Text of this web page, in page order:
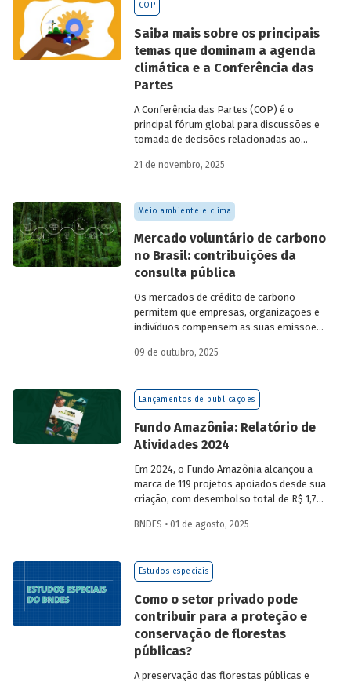
COP
Saiba mais sobre os principais
temas que dominam a agenda
climática e a Conferência das
Partes
A Conferência das Partes (COP) é o
principal fórum global para discussões e
tomada de decisões relacionadas ao
em vista a urgência cada vez maior do
as discussões das mesas de negociações
saiam do discurso e resultem em
compromissos, planos de ações e metas,
com prazos e recursos definidos.
21 de novembro, 2025
Meio ambiente e clima
Mercado voluntário de carbono
no Brasil: contribuições da
consulta pública
Os mercados de crédito de carbono
permitem que empresas, organizações e
indivíduos compensem as suas emissões
por projetos de redução de emissões
MMA realizaram uma consulta pública
sobre a certificação de carbono no
contribuições da sociedade civil,
especialistas e entidades do setor
visando avaliar os desafios e
oportunidades desse mercado. Conheça
os resultados.
09 de outubro, 2025
Lançamentos de publicações
Fundo Amazônia: Relatório de
Atividades 2024
Em 2024, o Fundo Amazônia alcançou a
marca de 119 projetos apoiados desde sua
criação, com desembolso total de R$ 1,76
sua atuação e os projetos estão reunidas
BNDES • 01 de agosto, 2025
Estudos especiais
Como o setor privado pode
contribuir para a proteção e
conservação de florestas
públicas?
A preservação das florestas públicas e